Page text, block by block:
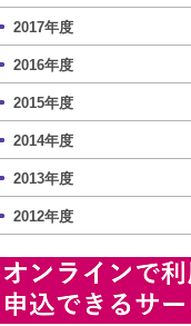
2017年度
2016年度
2015年度
2014年度
2013年度
2012年度